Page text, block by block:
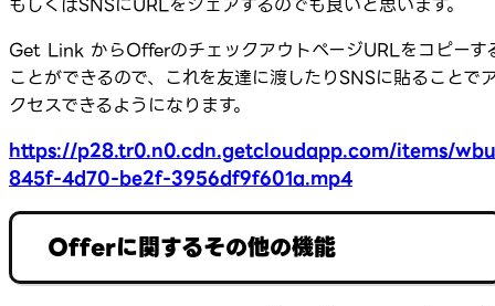
Get Link からOfferのチェックアウトページURLをコピーす
ことができるので、これを友達に渡したりSNSに貼ることで
クセスできるようになります。
https://p28.tr0.n0.cdn.getcloudapp.com/items/
845f-4d70-be2f-3956df9f601a.mp4
Offerに関するその他の機能